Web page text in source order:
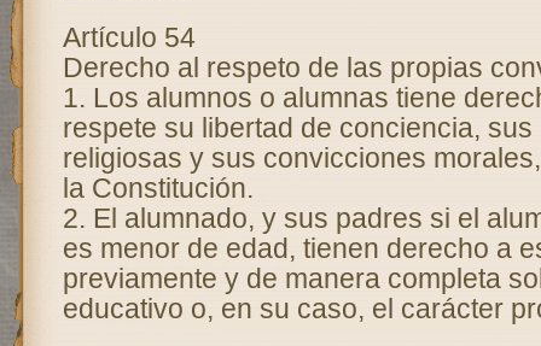
Artículo 54
Derecho al respeto de las propias
1. Los alumnos o alumnas tiene
respete su libertad de conciencia,
religiosas y sus convicciones
la Constitución.
2. El alumnado, y sus padres si el
es menor de edad, tienen derecho a
previamente y de manera completa
educativo o, en su caso, el carácter